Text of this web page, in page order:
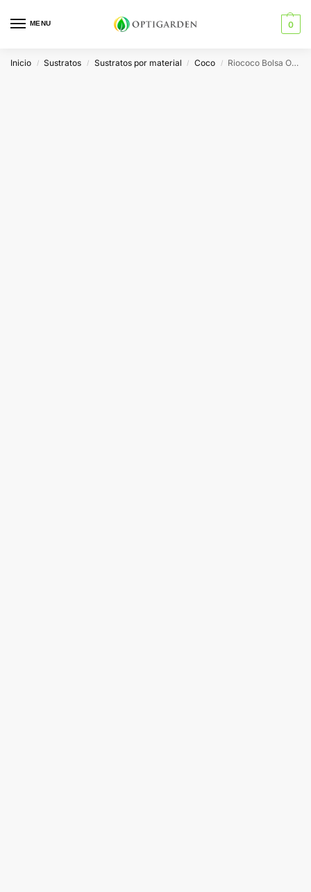
MENU 0
Inicio / Sustratos / Sustratos por material / Coco / Riococo Bolsa Opentop